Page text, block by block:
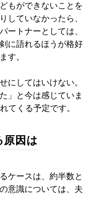
もができないことを
していなかったら、
ートナーとしては、
に語れるほうが格好
す。
にしてはいけない。
」と今は感じていま
てくる予定です。
原因は
ケースは、約半数と
意識については、夫